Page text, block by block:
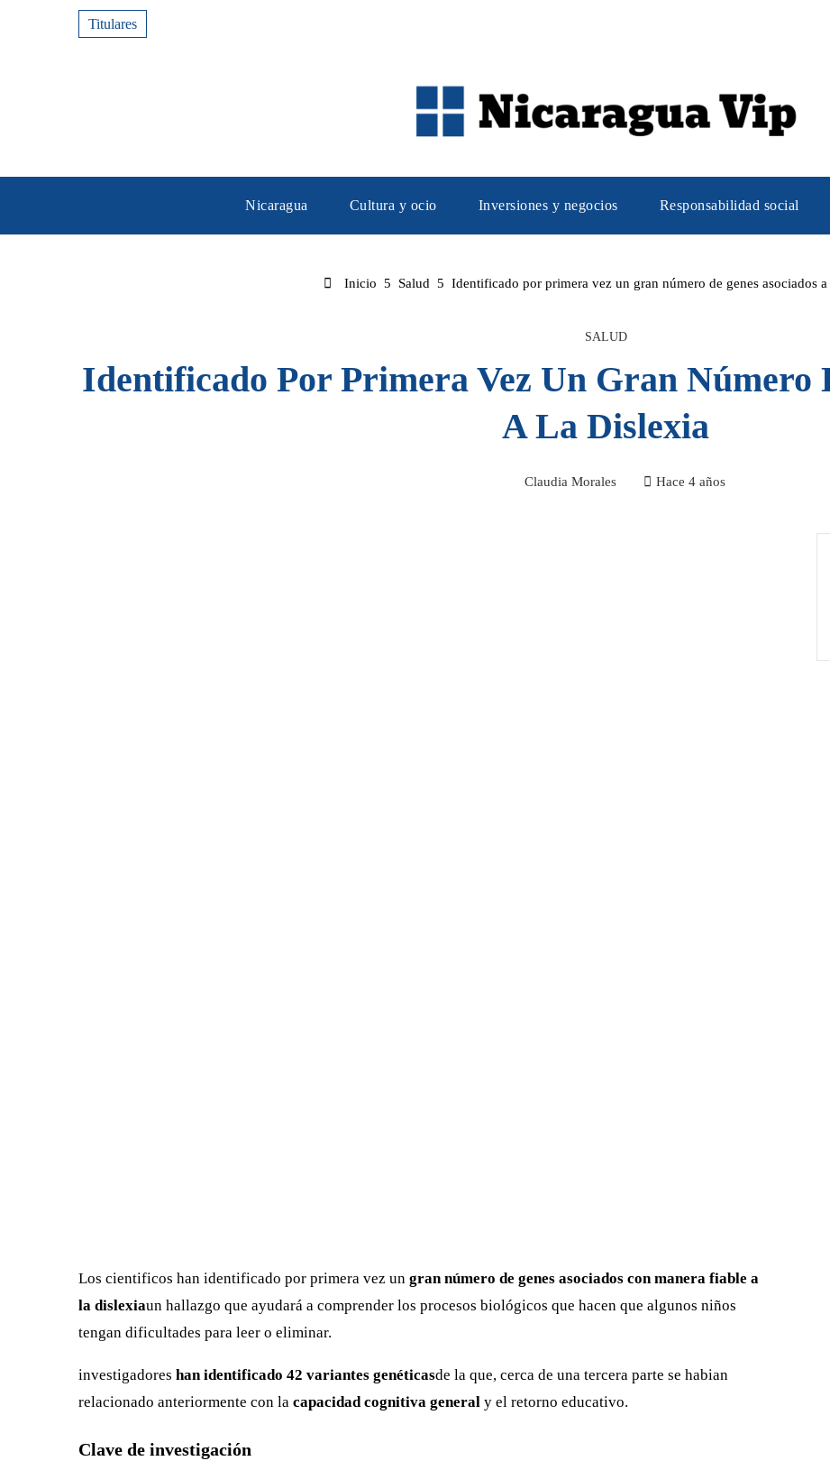
Titulares
Nicaragua Cultura y ocio Inversiones y negocios Responsabilidad social
Inicio Salud Identificado por primera vez un gran número de genes asociados
SALUD
Identificado Por Primera Vez Un Gran Número
A La Dislexia
Claudia Morales Hace 4 años
Los cientificos han identificado por primera vez un gran número de genes asociados con manera fiable a
la dislexiaun hallazgo que ayudará a comprender los procesos biológicos que hacen que algunos niños
tengan dificultades para leer o eliminar.
investigadores han identificado 42 variantes genéticasde la que, cerca de una tercera parte se habian
relacionado anteriormente con la capacidad cognitiva general y el retorno educativo.
Clave de investigación